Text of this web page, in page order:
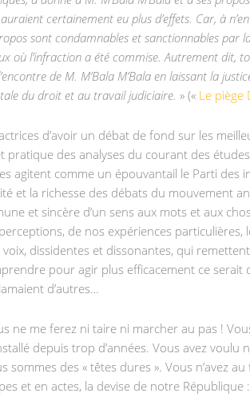
certainement eu plus d’effets. Car, à
sont condamnables et sanctionnables par
où l’infraction a été commise. Autrement
de M. M’Bala M’Bala en laissant la
du droit et au travail judiciaire. » (« Le piège
d’avoir un débat de fond sur les
pratique des analyses du courant des
agitent comme un épouvantail le Parti des
et la richesse des débats du
et sincère d’un sens aux mots et aux
de nos expériences
dissidentes et dissonantes, qui
pour agir plus efficacement ce serait
d’autres…
ne me ferez ni taire ni marcher au pas !
depuis trop d’années. Vous avez
des « têtes dures ». Vous
et en actes, la devise de notre République